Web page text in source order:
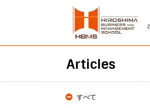
Articles
すべて